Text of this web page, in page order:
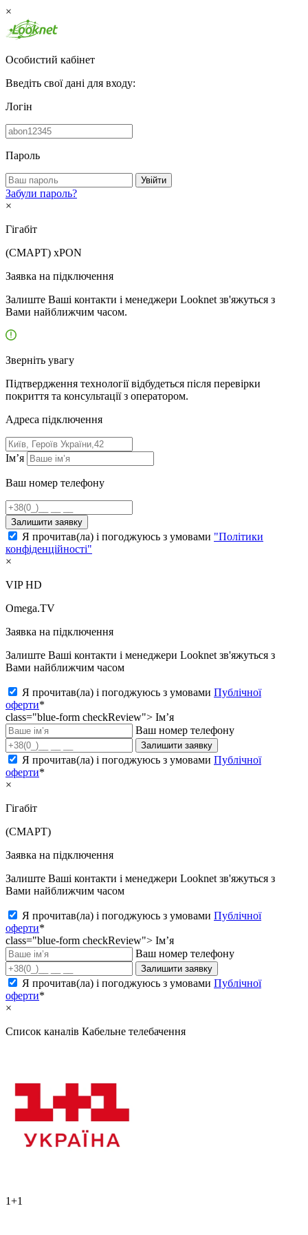
×
Особистий кабінет
Введіть свої дані для входу:
Логін
Пароль
Увійти
Забули пароль?
×
Гігабіт
(СМАРТ) xPON
Заявка на підключення
Залиште Ваші контакти і менеджери Looknet зв'яжуться з
Вами найближчим часом.
Зверніть увагу
Підтвердження технології відбудеться після перевірки
покриття та консультації з оператором.
Адресa підключення
Ім’я
Ваш номер телефону
Залишити заявку
Я прочитав(ла) і погоджуюсь з умовами "Політики
конфіденційності"
×
VIP HD
Omega.TV
Заявка на підключення
Залиште Ваші контакти і менеджери Looknet зв'яжуться з
Вами найближчим часом
Я прочитав(ла) і погоджуюсь з умовами Публічної
оферти*
class="blue-form checkReview"> Ім’я
Ваш номер телефону
Залишити заявку
Я прочитав(ла) і погоджуюсь з умовами Публічної
оферти*
×
Гігабіт
(СМАРТ)
Заявка на підключення
Залиште Ваші контакти і менеджери Looknet зв'яжуться з
Вами найближчим часом
Я прочитав(ла) і погоджуюсь з умовами Публічної
оферти*
class="blue-form checkReview"> Ім’я
Ваш номер телефону
Залишити заявку
Я прочитав(ла) і погоджуюсь з умовами Публічної
оферти*
×
Список каналів Кабельне телебачення
1+1